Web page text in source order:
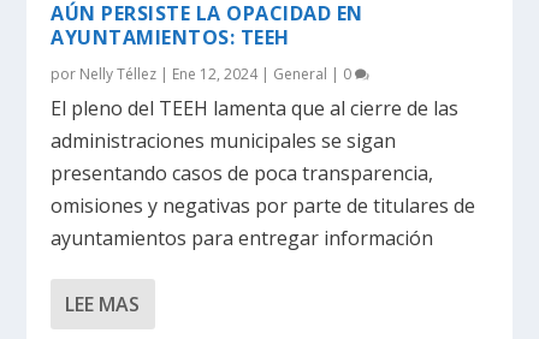
AÚN PERSISTE LA OPACIDAD EN
AYUNTAMIENTOS: TEEH
por Nelly Téllez | Ene 12, 2024| General | 0
El pleno del TEEH lamenta que al cierre de las
administraciones municipales se sigan
presentando casos de poca transparencia,
omisiones y negativas por parte de titulares de
ayuntamientos para entregar información
LEE MAS